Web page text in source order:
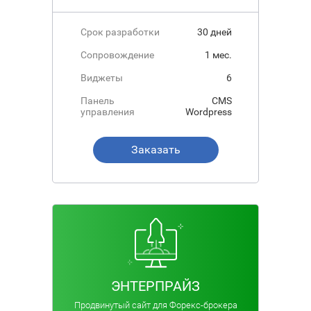
Срок разработки 30 дней
Сопровождение 1 мес.
Виджеты 6
Панель
управления
CMS
Wordpress
Заказать
ЭНТЕРПРАЙЗ
Продвинутый сайт для Форекс-брокера